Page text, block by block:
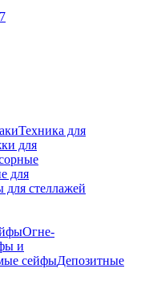
Техника для
для
для
для стеллажей
Огне-
и
сейфыДепозитные